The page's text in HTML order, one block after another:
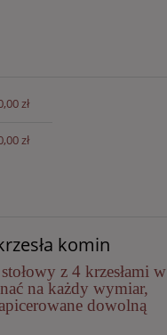
zł
zł
komin
z 4 krzesłami w
na każdy wymiar,
dowolną